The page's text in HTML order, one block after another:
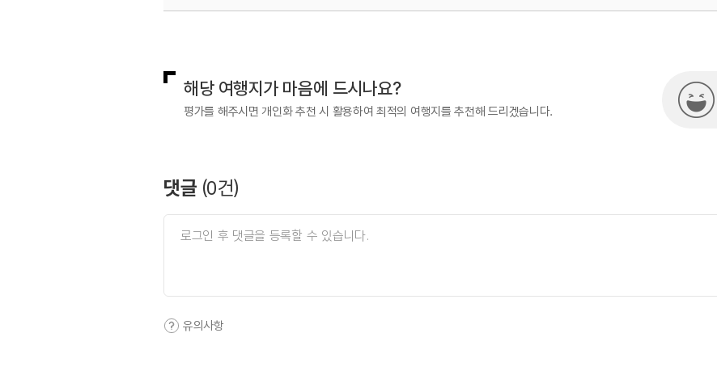
해당 여행지가 마음에 드시나요?
평가를 해주시면 개인화 추천 시 활용하여 최적의 여행지를 추천해 드리겠습니다.
댓글 (0건)
유의사항